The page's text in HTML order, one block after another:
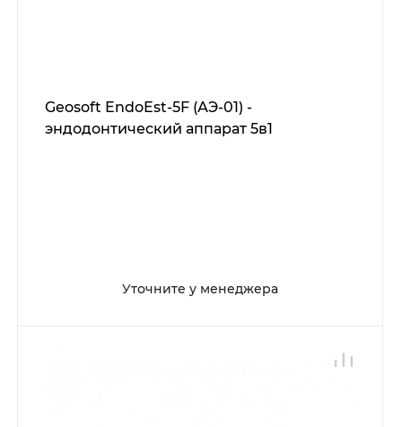
Geosoft EndoEst-5F (АЭ-01) -
эндодонтический аппарат 5в1
Уточните у менеджера